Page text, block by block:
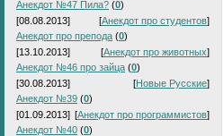
Анекдот №47 Пила? (0)
[08.08.2013]
[Анекдот про студентов]
Анекдот про препода (0)
[13.10.2013]
[Анекдот про животных]
Анекдот №46 про зайца (0)
[30.08.2013]
[Новые Русские]
Анекдот №39 (0)
[01.09.2013] [Анекдот про программистов]
Анекдот №40 (0)